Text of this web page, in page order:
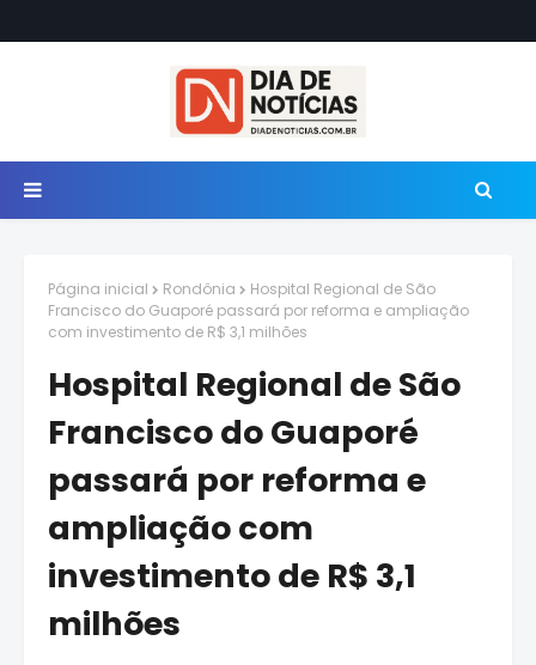
Página inicial Rondônia
Hospital Regional de São
Francisco do Guaporé passará por reforma e ampliação
com investimento de R$ 3,1 milhões
Hospital Regional de São
Francisco do Guaporé
passará por reforma e
ampliação com
investimento de R$ 3,1
milhões